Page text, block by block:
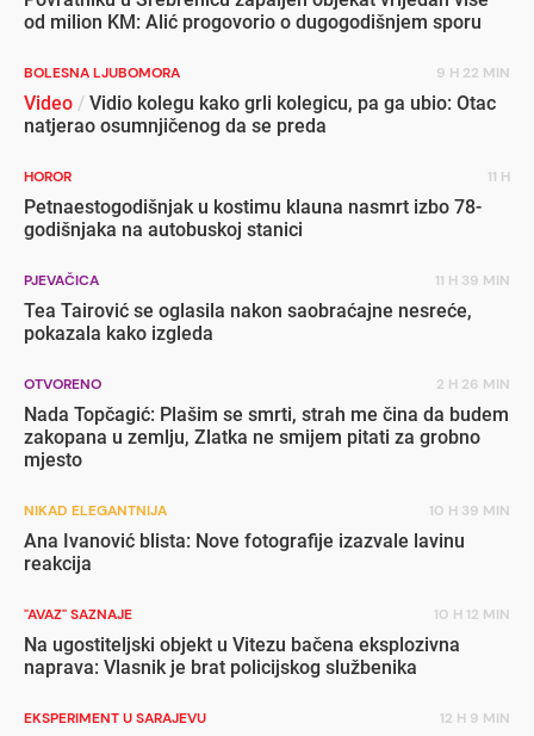
od milion KM: Alić progovorio o dugogodišnjem sporu
BOLESNA LJUBOMORA 9 H 22 MIN
Video / Vidio kolegu kako grli kolegicu, pa ga ubio: Otac
natjerao osumnjičenog da se preda
HOROR 11 H
Petnaestogodišnjak u kostimu klauna nasmrt izbo 78-
godišnjaka na autobuskoj stanici
PJEVAČICA 11 H 39 MIN
Tea Tairović se oglasila nakon saobraćajne nesreće,
pokazala kako izgleda
OTVORENO 2 H 26 MIN
Nada Topčagić: Plašim se smrti, strah me čina da budem
zakopana u zemlju, Zlatka ne smijem pitati za grobno
mjesto
NIKAD ELEGANTNIJA 10 H 39 MIN
Ana Ivanović blista: Nove fotografije izazvale lavinu
reakcija
"AVAZ" SAZNAJE 10 H 12 MIN
Na ugostiteljski objekt u Vitezu bačena eksplozivna
naprava: Vlasnik je brat policijskog službenika
EKSPERIMENT U SARAJEVU 12 H 9 MIN